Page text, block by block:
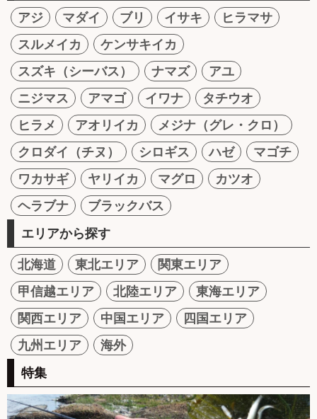
アジ マダイ ブリ イサキ
ヒラマサ
スルメイカ
ケンサキイカ
スズキ（シーバス）
ナマズ
アユ
ニジマス
アマゴ イワナ
タチウオ
ヒラメ
アオリイカ
メジナ（グレ・クロ）
クロダイ（チヌ）
シロギス ハゼ
マゴチ
ワカサギ
ヤリイカ マグロ
カツオ
ヘラブナ
ブラックバス
エリアから探す
北海道 東北エリア
関東エリア
甲信越エリア
北陸エリア
東海エリア
関西エリア
中国エリア
四国エリア
九州エリア
海外
特集